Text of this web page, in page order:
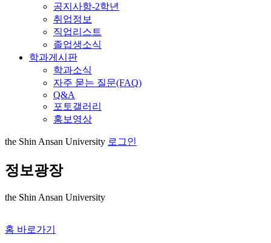
공지사항-2학년
취업정보
직업리스트
졸업생소식
학과게시판
학과소식
자주 묻는 질문(FAQ)
Q&A
포토갤러리
홍보영상
the Shin Ansan University 로그인
정보광장
the Shin Ansan University
홈 바로가기